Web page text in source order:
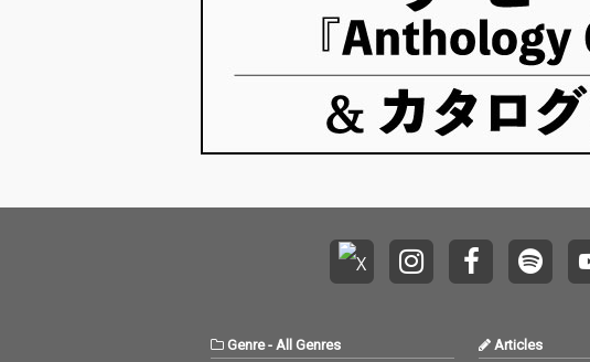
Genre- All Genres Articles